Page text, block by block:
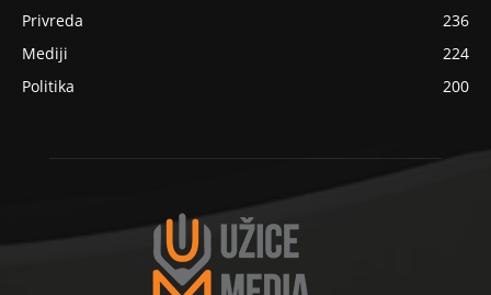
Privreda
236
Mediji
224
Politika
200